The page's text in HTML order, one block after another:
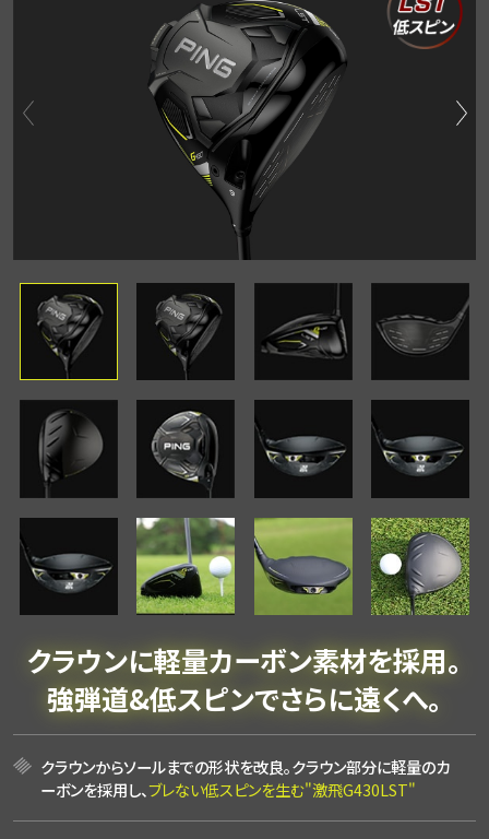
クラウンに軽量カーボン素材を採用。
強弾道&低スピンでさらに遠くへ。
クラウンからソールまでの形状を改良。クラウン部分に軽量のカ
ーボンを採用し、ブレない低スピンを生む"激飛G430LST"